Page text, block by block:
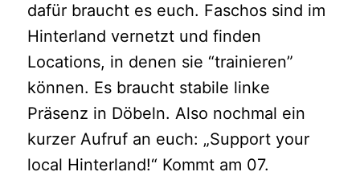
dafür braucht es euch. Faschos sind im
Hinterland vernetzt und finden
Locations, in denen sie “trainieren”
können. Es braucht stabile linke
Präsenz in Döbeln. Also nochmal ein
kurzer Aufruf an euch: „Support your
local Hinterland!“ Kommt am 07.